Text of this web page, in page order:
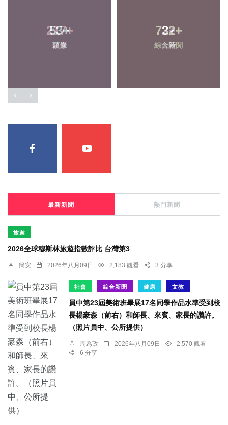
53+
頭條
732+
綜合新聞
217+
健康
2+
大陸
最新新聞 熱門新聞
旅遊
2026全球穆斯林旅遊指數評比 台灣第3
簡安 2026年八月09日 2,183 觀看 3 分享
社會 綜合新聞 健康 文教
員中第23屆美術班畢展17名同學作品水準受到校
長楊豪森（前右）和師長、來賓、家長的讚許。
（照片員中、公所提供）
周為政 2026年八月09日
2,570 觀看
6 分享